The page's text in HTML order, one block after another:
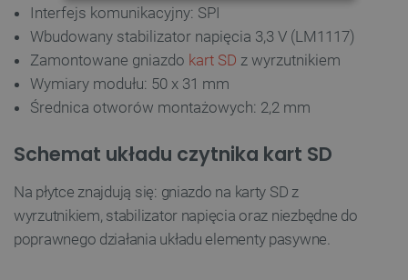
Interfejs komunikacyjny: SPI
Wbudowany stabilizator napięcia 3,3 V (LM1117)
Zamontowane gniazdo kart SD z wyrzutnikiem
Wymiary modułu: 50 x 31 mm
Średnica otworów montażowych: 2,2 mm
Schemat układu czytnika kart SD
Na płytce znajdują się: gniazdo na karty SD z
wyrzutnikiem, stabilizator napięcia oraz niezbędne do
poprawnego działania układu elementy pasywne.
NIEZBĘDNE
FUNKCJONALNOŚĆ
Niezbędne pliki cookie umożliwiają korzystanie z